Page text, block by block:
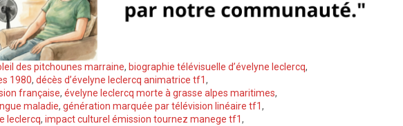
des pitchounes marraine, biographie télévisuelle d’évelyne leclercq,
1980, décès d’évelyne leclercq animatrice tf1,
française, évelyne leclercq morte à grasse alpes maritimes,
maladie, génération marquée par télévision linéaire tf1,
leclercq, impact culturel émission tournez manege tf1,